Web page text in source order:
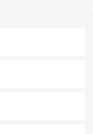
しめる外せないスポット